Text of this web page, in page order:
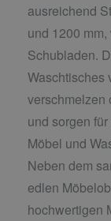
ausreichend
und 1200
Schubladen.
Waschtisches
verschmelzen
und sorgen
Möbel und
Neben dem
edlen
hochwertigen